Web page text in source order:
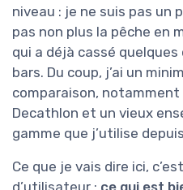
niveau : je ne suis pas un
pas non plus la pêche en
qui a déjà cassé
bars. Du coup, j’ai un
comparaison, notamment
Decathlon et un vieux
gamme que j’utilise
Ce que je vais dire ici,
d’utilisateur : ce qui est